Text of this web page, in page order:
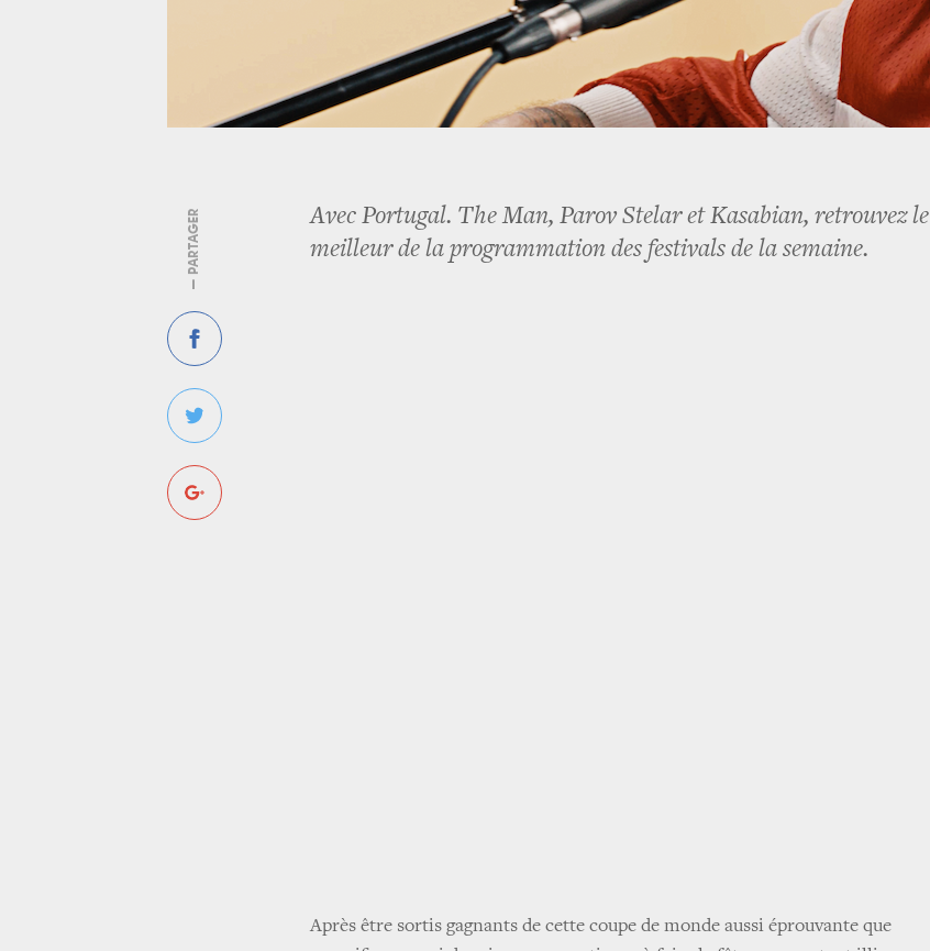
— PARTAGER
Avec Portugal. The Man, Parov Stelar et Kasabian, retrouvez le
meilleur de la programmation des festivals de la semaine.
Après être sortis gagnants de cette coupe de monde aussi éprouvante que